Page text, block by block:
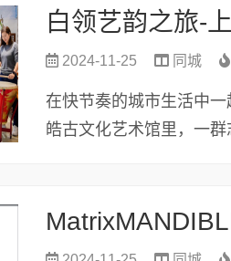
白领艺韵之旅-
2024-11-25 同城
在快节奏的城市生活中
皓古文化艺术馆里，一